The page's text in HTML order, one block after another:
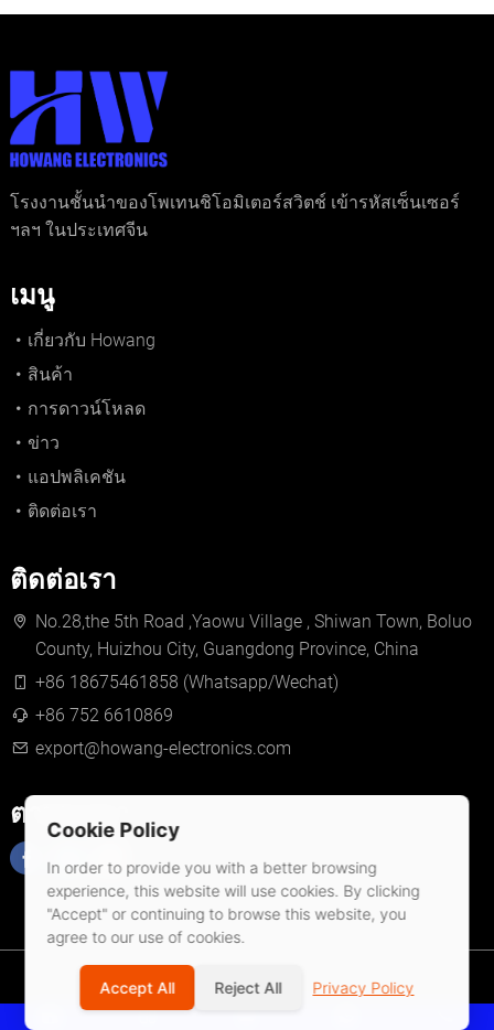
โรงงานชั้นนำของโพเทนชิโอมิเตอร์สวิตช์ เข้ารหัสเซ็นเซอร์
ฯลฯ ในประเทศจีน
เมนู
เกี่ยวกับ Howang
สินค้า
การดาวน์โหลด
ข่าว
แอปพลิเคชัน
ติดต่อเรา
ติดต่อเรา
No.28,the 5th Road ,Yaowu Village , Shiwan Town, Boluo
County, Huizhou City, Guangdong Province, China
+86 18675461858 (Whatsapp/Wechat)
+86 752 6610869
export@howang-electronics.com
ตามเรามา
© 2026 Huizhou Howang Electronics Co.,Ltd
นโยบายความเป็นส่วนตัว
แผนที่ไซต์
Cookie Policy
In order to provide you with a better browsing
experience, this website will use cookies. By clicking
"Accept" or continuing to browse this website, you
agree to our use of cookies.
Accept All Reject All Privacy Policy